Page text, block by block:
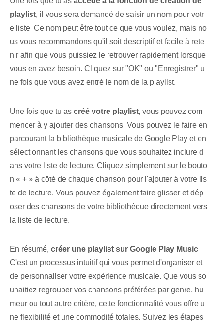
playlist, il vous sera demandé de saisir un nom pour votr
e liste. Ce nom peut être tout ce que vous voulez, mais no
us vous recommandons qu'il soit descriptif et facile à rete
nir afin que vous puissiez le retrouver rapidement lorsque
vous en avez besoin. Cliquez sur "OK" ou "Enregistrer" u
ne fois que vous avez entré le nom de la playlist.
Une fois que tu as créé votre playlist, vous pouvez com
mencer à y ajouter des chansons. Vous pouvez le faire en
parcourant la bibliothèque musicale de Google Play et en
sélectionnant les chansons que vous souhaitez inclure d
ans votre liste de lecture. Cliquez simplement sur le bouto
n « + » à côté de chaque chanson pour l'ajouter à votre lis
te de lecture. Vous pouvez également faire glisser et dép
oser des chansons de votre bibliothèque directement vers
la liste de lecture.
En résumé, créer une playlist sur Google Play​ Music
C'est un processus intuitif qui vous permet d'organiser et
de personnaliser⁢ votre expérience musicale. Que vous so
uhaitiez regrouper vos chansons préférées par genre, hu
meur ou tout autre critère, cette fonctionnalité vous offre u
ne flexibilité et une commodité totales. Suivez les étapes